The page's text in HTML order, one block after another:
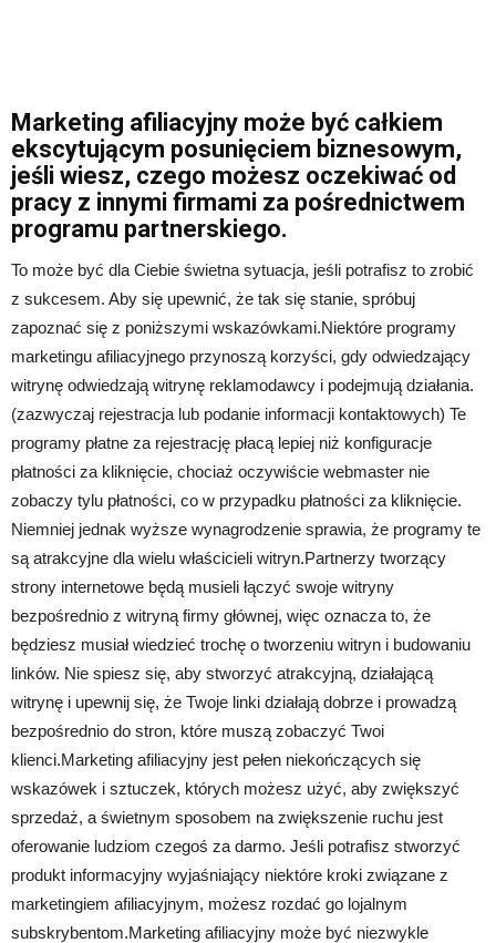
Marketing afiliacyjny może być całkiem
ekscytującym posunięciem biznesowym,
jeśli wiesz, czego możesz oczekiwać od
pracy z innymi firmami za pośrednictwem
programu partnerskiego.
To może być dla Ciebie świetna sytuacja, jeśli potrafisz to zrobić
z sukcesem. Aby się upewnić, że tak się stanie, spróbuj
zapoznać się z poniższymi wskazówkami.Niektóre programy
marketingu afiliacyjnego przynoszą korzyści, gdy odwiedzający
witrynę odwiedzają witrynę reklamodawcy i podejmują działania.
(zazwyczaj rejestracja lub podanie informacji kontaktowych) Te
programy płatne za rejestrację płacą lepiej niż konfiguracje
płatności za kliknięcie, chociaż oczywiście webmaster nie
zobaczy tylu płatności, co w przypadku płatności za kliknięcie.
Niemniej jednak wyższe wynagrodzenie sprawia, że ​​programy te
są atrakcyjne dla wielu właścicieli witryn.Partnerzy tworzący
strony internetowe będą musieli łączyć swoje witryny
bezpośrednio z witryną firmy głównej, więc oznacza to, że
będziesz musiał wiedzieć trochę o tworzeniu witryn i budowaniu
linków. Nie spiesz się, aby stworzyć atrakcyjną, działającą
witrynę i upewnij się, że Twoje linki działają dobrze i prowadzą
bezpośrednio do stron, które muszą zobaczyć Twoi
klienci.Marketing afiliacyjny jest pełen niekończących się
wskazówek i sztuczek, których możesz użyć, aby zwiększyć
sprzedaż, a świetnym sposobem na zwiększenie ruchu jest
oferowanie ludziom czegoś za darmo. Jeśli potrafisz stworzyć
produkt informacyjny wyjaśniający niektóre kroki związane z
marketingiem afiliacyjnym, możesz rozdać go lojalnym
subskrybentom.Marketing afiliacyjny może być niezwykle